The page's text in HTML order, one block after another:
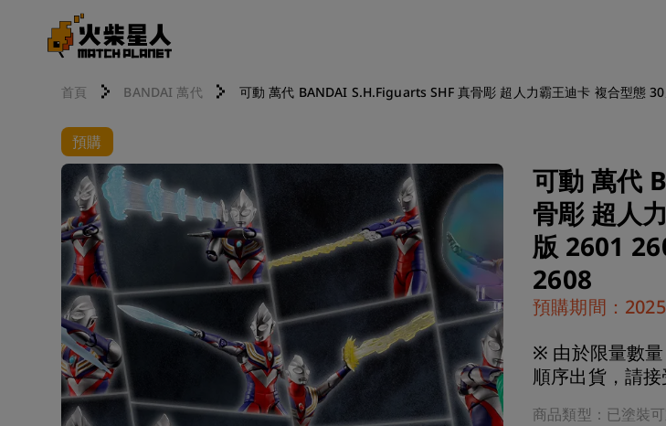
首頁 BANDAI 萬代 可動 萬代 BANDAI S.H.Figuarts SHF 真骨彫 超人力霸王迪卡 複合型態
預購
可動 萬代
骨彫 超人
版 2601
2608
預購期間：
※ 由於限量數
順序出貨，請
商品類型：已塗裝